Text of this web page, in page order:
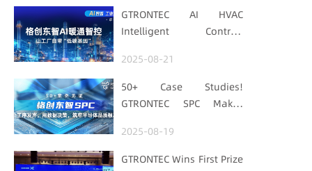
GTRONTEC AI HVAC
Intelligent Control:
with "Low-Carbon DNA"
2025-08-21
50+ Case Studies!
GTRONTEC SPC Makes
Data for Decisions,
Strengthens
2025-08-19
GTRONTEC Wins First Prize